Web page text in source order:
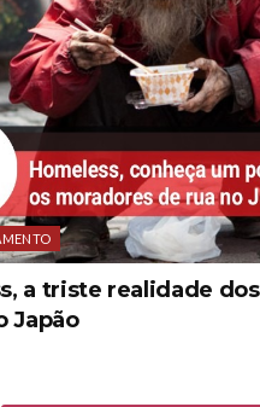
a triste realidade
Japão